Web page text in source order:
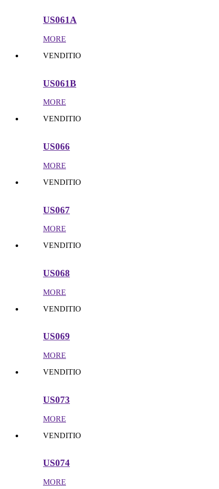
US061A
MORE
VENDITIO
US061B
MORE
VENDITIO
US066
MORE
VENDITIO
US067
MORE
VENDITIO
US068
MORE
VENDITIO
US069
MORE
VENDITIO
US073
MORE
VENDITIO
US074
MORE